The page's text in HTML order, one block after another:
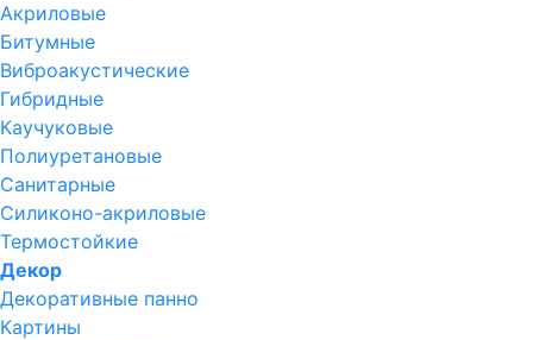
Акриловые
Битумные
Виброакустические
Гибридные
Каучуковые
Полиуретановые
Санитарные
Силиконо-акриловые
Термостойкие
Декор
Декоративные панно
Картины